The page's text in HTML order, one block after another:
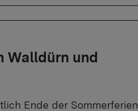
Walldürn und
Ende der Sommerferien